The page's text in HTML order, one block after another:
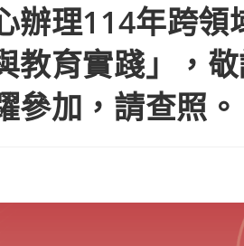
辦理114年跨
教育實踐」，
參加，請查照。